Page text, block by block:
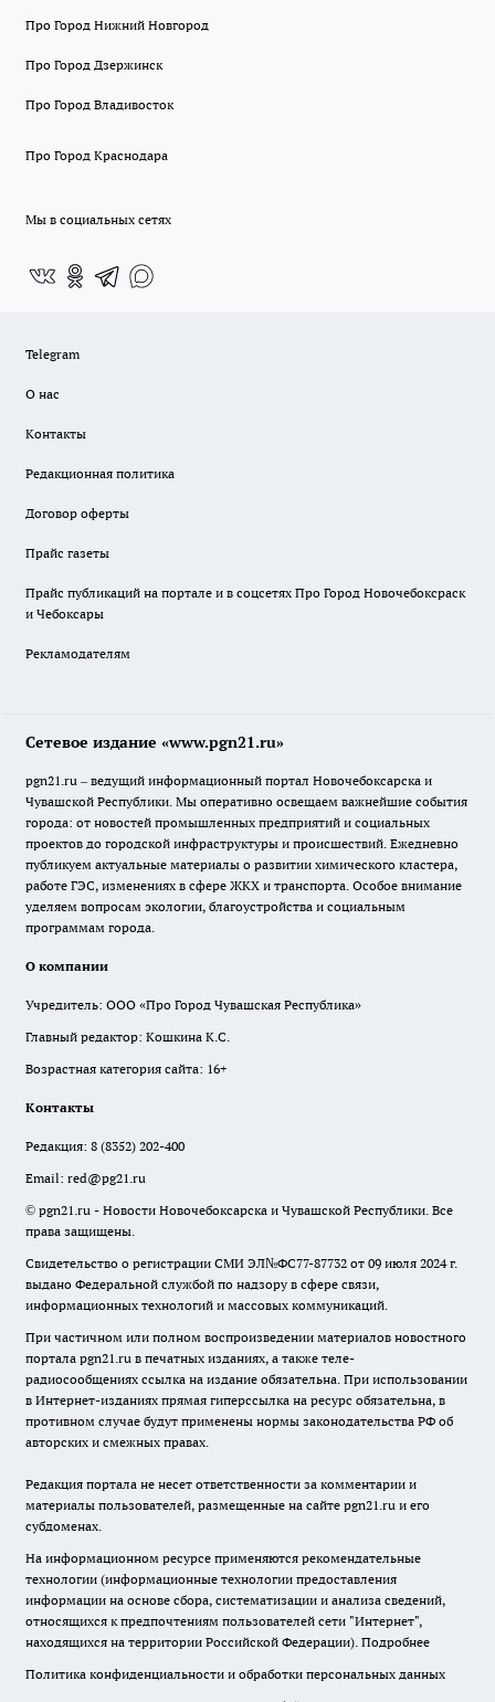
Про Город Нижний Новгород
Про Город Дзержинск
Про Город Владивосток
Про Город Краснодара
Мы в социальных сетях
Telegram
О нас
Контакты
Редакционная политика
Договор оферты
Прайс газеты
Прайс публикаций на портале и в соцсетях Про Город Новочебоксраск
и Чебоксары
Рекламодателям
Сетевое издание «www.pgn21.ru»
pgn21.ru – ведущий информационный портал Новочебоксарска и
Чувашской Республики. Мы оперативно освещаем важнейшие события
города: от новостей промышленных предприятий и социальных
проектов до городской инфраструктуры и происшествий. Ежедневно
публикуем актуальные материалы о развитии химического кластера,
работе ГЭС, изменениях в сфере ЖКХ и транспорта. Особое внимание
уделяем вопросам экологии, благоустройства и социальным
программам города.
О компании
Учредитель: ООО «Про Город Чувашская Республика»
Главный редактор: Кошкина К.С.
Возрастная категория сайта: 16+
Контакты
Редакция: 8 (8352) 202-400
Email: red@pg21.ru
© pgn21.ru - Новости Новочебоксарска и Чувашской Республики. Все
права защищены.
Свидетельство о регистрации СМИ ЭЛ№ФС77-87732 от 09 июля 2024 г.
выдано Федеральной службой по надзору в сфере связи,
информационных технологий и массовых коммуникаций.
При частичном или полном воспроизведении материалов новостного
портала pgn21.ru в печатных изданиях, а также теле-
радиосообщениях ссылка на издание обязательна. При использовании
в Интернет-изданиях прямая гиперссылка на ресурс обязательна, в
противном случае будут применены нормы законодательства РФ об
авторских и смежных правах.
Редакция портала не несет ответственности за комментарии и
материалы пользователей, размещенные на сайте pgn21.ru и его
субдоменах.
На информационном ресурсе применяются рекомендательные
технологии (информационные технологии предоставления
информации на основе сбора, систематизации и анализа сведений,
относящихся к предпочтениям пользователей сети "Интернет",
находящихся на территории Российской Федерации). Подробнее
Политика конфиденциальности и обработки персональных данных